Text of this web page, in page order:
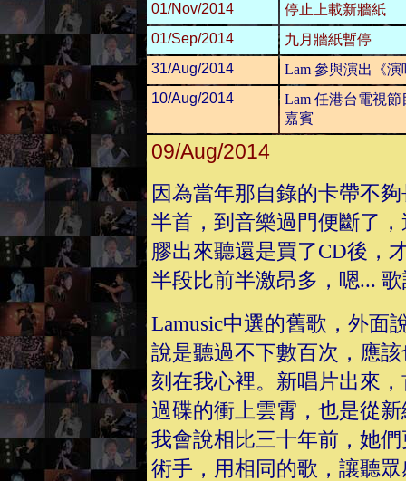
01/Nov/2014
停止上載新牆紙
01/Sep/2014
九月牆紙暫停
31/Aug/2014
Lam 參與演出《
10/Aug/2014
Lam 任港台電視
嘉賓
09/Aug/2014
因為當年那自錄的卡帶不
半首，到音樂過門便斷了
膠出來聽還是買了CD後，
半段比前半激昂多，嗯...
Lamusic中選的舊歌，外面
說是聽過不下數百次，應
刻在我心裡。新唱片出來
過碟的衝上雲霄，也是從
我會說相比三十年前，她
術手，用相同的歌，讓聽